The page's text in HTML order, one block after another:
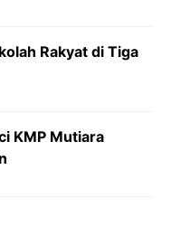
Rakyat di Tiga
KMP Mutiara